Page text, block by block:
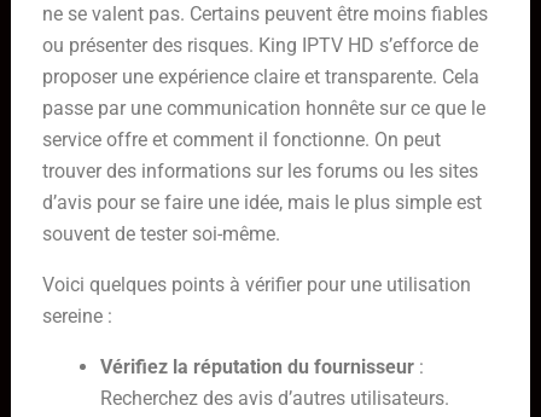
ne se valent pas. Certains peuvent être moins fiables
ou présenter des risques. King IPTV HD s’efforce de
proposer une expérience claire et transparente. Cela
passe par une communication honnête sur ce que le
service offre et comment il fonctionne. On peut
trouver des informations sur les forums ou les sites
d’avis pour se faire une idée, mais le plus simple est
souvent de tester soi-même.
Voici quelques points à vérifier pour une utilisation
sereine :
Vérifiez la réputation du fournisseur:
Recherchez des avis d’autres utilisateurs.